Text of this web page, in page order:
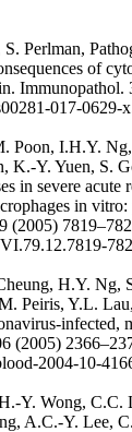
Perlman,
of
Immunopathol.
017-0629-
Poon, I.H.Y.
K.-Y. Yuen, S.
in severe acute
in vitro:
(2005)
H.Y. Ng,
Peiris, Y.L.
infected,
(2005)
2004-10-
Y. Wong, C.C.
A.C.-Y. Lee,